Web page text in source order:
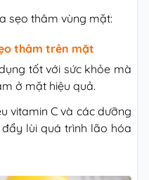
sẹo thâm vùng mặt:
thâm trên mặt
tốt với sức khỏe mà
ở mặt hiệu quả.
vitamin C và các dưỡng
lùi quá trình lão hóa